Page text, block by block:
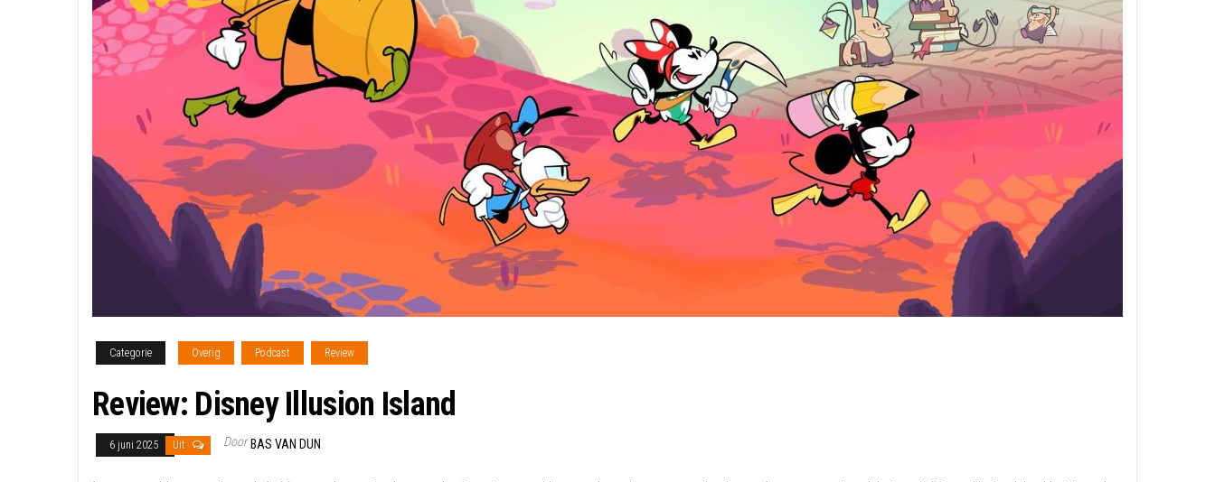
Categorie Overig Podcast Review
Review: Disney Illusion Island
6 juni 2025 Uit Door BAS VAN DUN